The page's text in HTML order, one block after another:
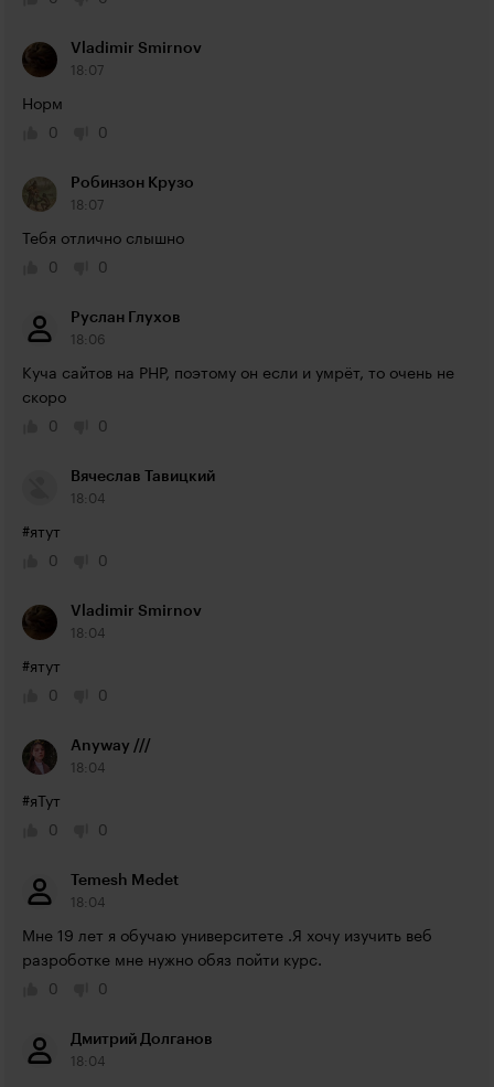
Vladimir Smirnov
18:07
Норм
0
0
Робинзон Крузо
18:07
Тебя отлично слышно
0
0
Руслан Глухов
18:06
Куча сайтов на PHP, поэтому он если и умрёт, то очень не
скоро
0
0
Вячеслав Тавицкий
18:04
#ятут
0
0
Vladimir Smirnov
18:04
#ятут
0
0
Anyway ///
18:04
#яТут
0
0
Temesh Medet
18:04
Мне 19 лет я обучаю университете .Я хочу изучить веб
разроботке мне нужно обяз пойти курс.
0
0
Дмитрий Долганов
18:04